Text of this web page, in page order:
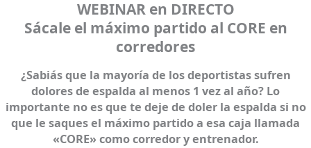
WEBINAR en DIRECTO
Sácale el máximo partido al CORE en
corredores
¿Sabiás que la mayoría de los deportistas sufren
dolores de espalda al menos 1 vez al año? Lo
importante no es que te deje de doler la espalda si no
que le saques el máximo partido a esa caja llamada
«CORE» como corredor y entrenador.